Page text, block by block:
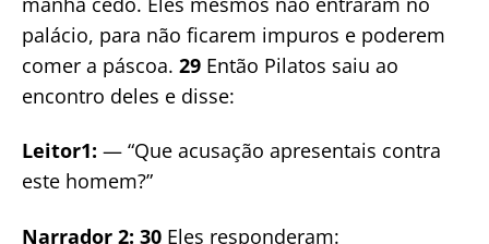
palácio, para não ficarem impuros e poderem
comer a páscoa. 29 Então Pilatos saiu ao
encontro deles e disse:
Leitor1: — “Que acusação apresentais contra
este homem?”
Narrador 2: 30 Eles responderam: